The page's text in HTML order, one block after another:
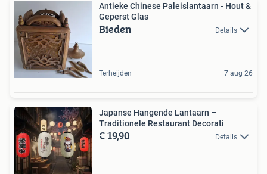
Antieke Chinese Paleislantaarn - Hout &
Geperst Glas
Bieden Details
Terheijden 7 aug 26
Japanse Hangende Lantaarn –
Traditionele Restaurant Decorati
€ 19,90 Details